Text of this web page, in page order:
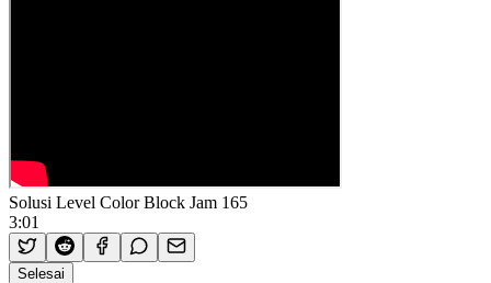
Solusi Level Color Block Jam 165
3:01
Selesai